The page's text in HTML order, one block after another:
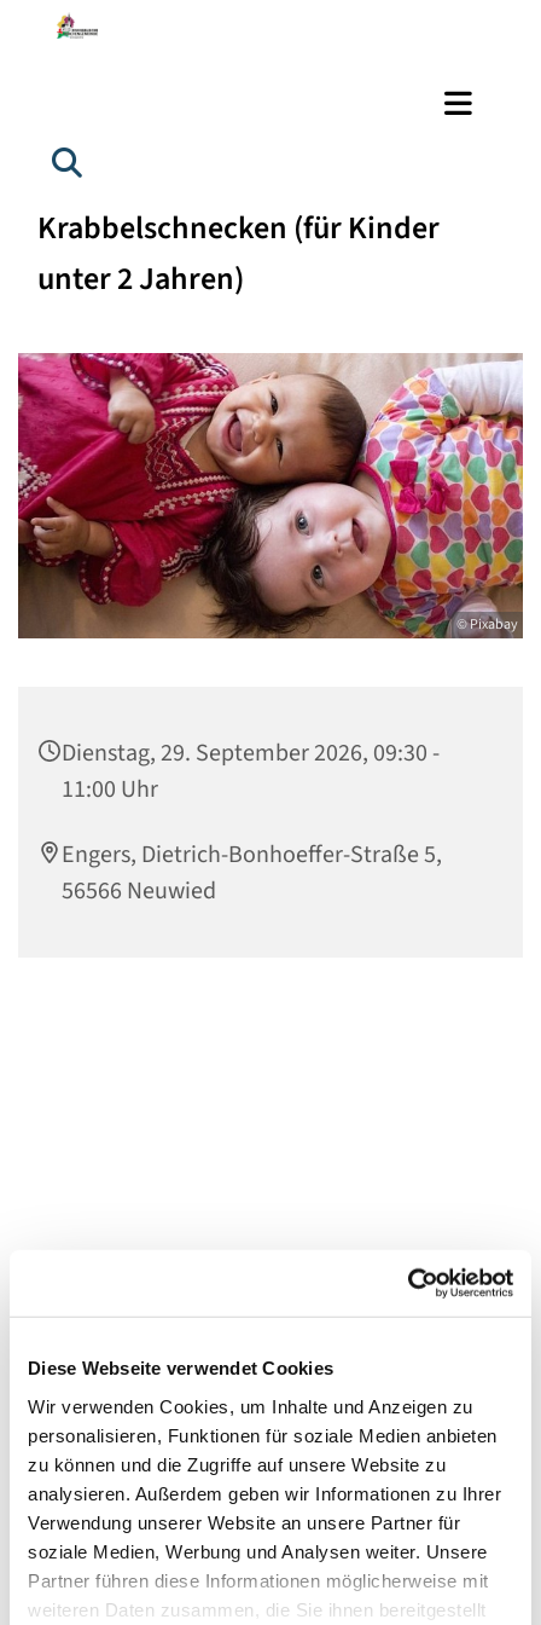
Diese Webseite verwendet Cookies
Wir verwenden Cookies, um Inhalte und Anzeigen zu
personalisieren, Funktionen für soziale Medien anbieten
zu können und die Zugriffe auf unsere Website zu
analysieren. Außerdem geben wir Informationen zu Ihrer
Verwendung unserer Website an unsere Partner für
soziale Medien, Werbung und Analysen weiter. Unsere
Partner führen diese Informationen möglicherweise mit
weiteren Daten zusammen, die Sie ihnen bereitgestellt
Krabbelschnecken (für Kinder
unter 2 Jahren)
© Pixabay
Dienstag, 29. September 2026, 09:30 -
11:00 Uhr
Engers, Dietrich-Bonhoeffer-Straße 5,
56566 Neuwied
Dies könnte Sie auch interessieren